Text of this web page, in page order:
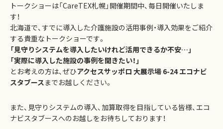
トークショーは「CareTEX札幌」開催期間中、毎日開催いたしま
す！
北海道で、すでに導入した介護施設の活用事例・導入効果をご紹介
する貴重なトークショーです。
「見守りシステムを導入したいけれど活用できるか不安…」
「実際に導入した施設の事例を聞きたい！」
とお考えの方は、ぜひアクセスサッポロ 大展示場 6-24 エコナビ
スタブースまでお越しください。
また、見守りシステムの導入、加算取得を目指している皆様、エコ
ナビスタブースへのお越しをお待ちしております！